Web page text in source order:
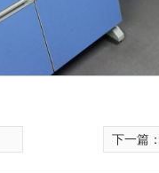
下一篇：